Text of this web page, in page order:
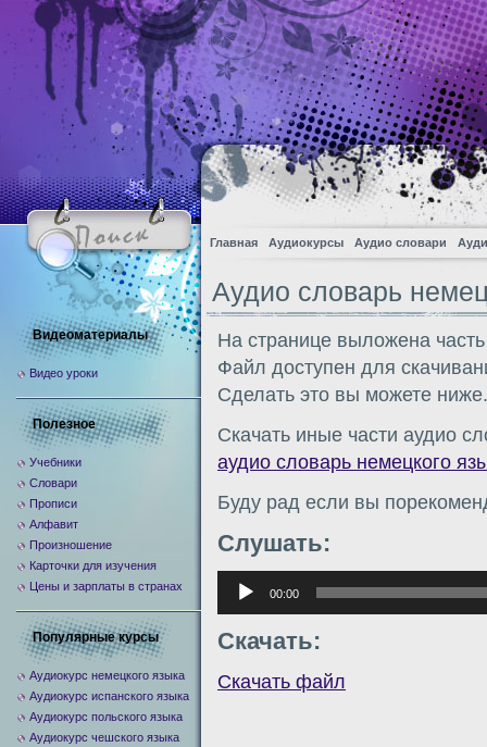
Главная Аудиокурсы Аудио словари
Аудио словарь
На странице выложена
Файл доступен для
Сделать это вы можете ниже.
Скачать иные части аудио
аудио словарь немецкого
Буду рад если вы
Слушать:
Аудиоплеер
00:00
Скачать:
Скачать файл
Видеоматериалы
Видео уроки
Полезное
Учебники
Словари
Прописи
Алфавит
Произношение
Карточки для изучения
Цены и зарплаты в странах
Популярные курсы
Аудиокурс немецкого языка
Аудиокурс испанского языка
Аудиокурс польского языка
Аудиокурс чешского языка